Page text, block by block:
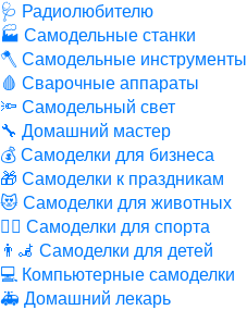
🩺 Радиолюбителю
🏭 Самодельные станки
🪓 Самодельные инструменты
🩸 Сварочные аппараты
🔦 Самодельный свет
🔧 Домашний мастер
💰 Самоделки для бизнеса
🎁 Самоделки к праздникам
😻 Самоделки для животных
🏋️‍♀️ Самоделки для спорта
👨‍🦼 Самоделки для детей
💻 Компьютерные самоделки
🚑 Домашний лекарь